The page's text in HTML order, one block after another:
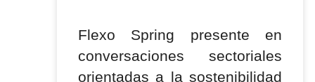
Flexo Spring presente en
conversaciones sectoriales
orientadas a la sostenibilidad